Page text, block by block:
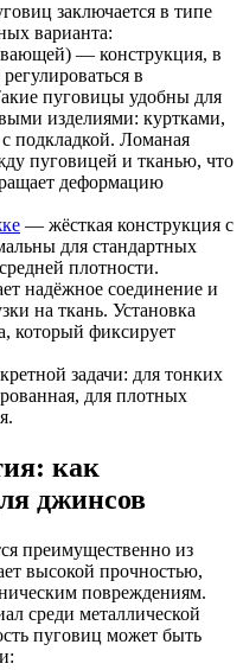
заключается в типе
варианта:
— конструкция, в
в
пуговицы удобны для
изделиями: куртками,
подкладкой. Ломаная
пуговицей и тканью, что
деформацию
— жёсткая конструкция с
для стандартных
плотности.
надёжное соединение и
на ткань. Установка
который фиксирует
задачи: для тонких
для плотных
как
джинсов
преимущественно из
высокой прочностью,
повреждениям.
среди металлической
пуговиц может быть